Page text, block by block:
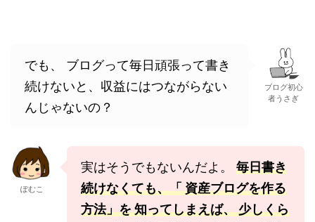
でも、 ブログって毎日頑張って書き
続けないと、収益にはつながらない
んじゃないの？
ブログ初心
者うさぎ
ぽむこ
実はそうでもないんだよ。 毎日書き
続けなくても、「 資産ブログを作る
方法」を 知ってしまえば、 少しくら